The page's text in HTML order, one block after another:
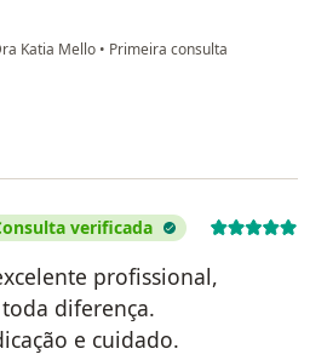
Katia Mello • Primeira consulta
Santos
verificada
profissional,
diferença.
e cuidado.